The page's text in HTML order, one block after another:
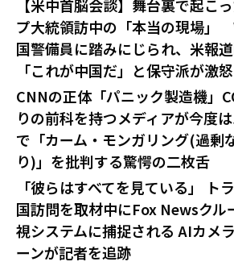
【米中首脳会談】舞台裏で起こ
プ大統領訪中の「本当の現場」
国警備員に踏みにじられ、米報
「これが中国だ」と保守派が激怒
CNNの正体「パニック製造機」
りの前科を持つメディアが今度
で「カーム・モンガリング(過剰
り)」を批判する驚愕の二枚舌
「彼らはすべてを見ている」 ト
国訪問を取材中にFox Newsクル
視システムに捕捉される AIカメ
ーンが記者を追跡